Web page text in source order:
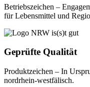
Betriebszeichen –
für Lebensmittel und
Geprüfte Qualität
Produktzeichen – In
nordrhein-westfälisch.